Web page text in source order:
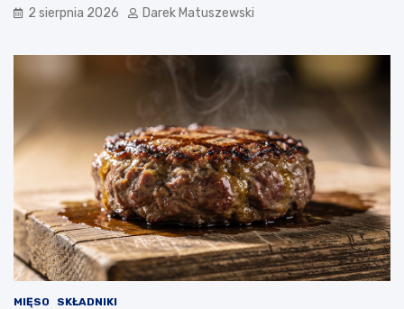
2 sierpnia 2026 Darek Matuszewski
MIĘSO SKŁADNIKI